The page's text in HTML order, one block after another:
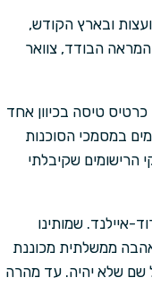
ובארץ הקודש,
הבודד, צוואר
טיסה בכיוון אחד
במסמכי הסוכנות
הרישומים שקיבלתי
איילנד. שמותינו
ממשלתית מכוננת
שם שלא יהיה. עד מהרה